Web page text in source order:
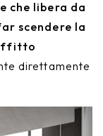
che libera da
scendere la
direttamente